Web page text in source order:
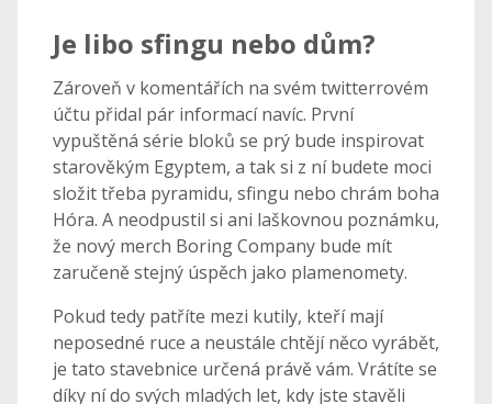
Je libo sfingu nebo dům?
Zároveň v komentářích na svém twitterrovém
účtu přidal pár informací navíc. První
vypuštěná série bloků se prý bude inspirovat
starověkým Egyptem, a tak si z ní budete moci
složit třeba pyramidu, sfingu nebo chrám boha
Hóra. A neodpustil si ani laškovnou poznámku,
že nový merch Boring Company bude mít
zaručeně stejný úspěch jako plamenomety.
Pokud tedy patříte mezi kutily, kteří mají
neposedné ruce a neustále chtějí něco vyrábět,
je tato stavebnice určená právě vám. Vrátíte se
díky ní do svých mladých let, kdy jste stavěli